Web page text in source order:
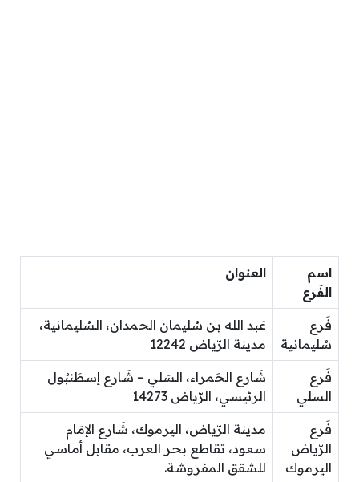
اسم
الفَرع
العنوان
فَرع
سُليمانية
عَبد الله بن سُليمان الحمدان، السُليمانية،
مدينة الرّياض 12242
فَرع
السلي
شَارع الحَمراء، السَلي – شَارع إسطَنبُول
الرئيسي، الرّياض 14273
فَرع
الرّياض
اليرموك
مدينة الرّياض، اليرموك، شَارع الإمَام
سعود، تقاطع بحر العرب، مقابل أماسي
للشقق المفروشة.